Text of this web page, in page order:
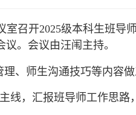
召开2025级本科生班
。会议由汪闱主持。
、师生沟通技巧等内容做
，汇报班导师工作思路